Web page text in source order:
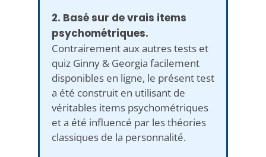
2. Basé sur de vrais items
psychométriques.
Contrairement aux autres tests et
quiz Ginny & Georgia facilement
disponibles en ligne, le présent test
a été construit en utilisant de
véritables items psychométriques
et a été influencé par les théories
classiques de la personnalité.